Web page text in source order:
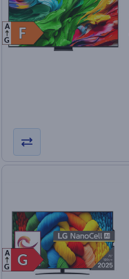
F
F
A
G
G
G
A
G